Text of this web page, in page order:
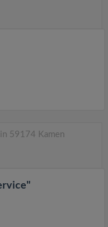
in 59174 Kamen